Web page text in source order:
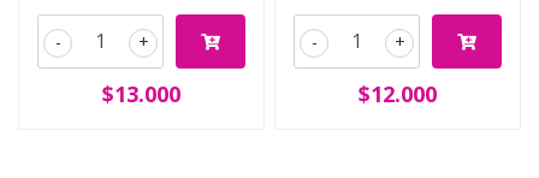
+
-
$13.000
+
-
$12.000